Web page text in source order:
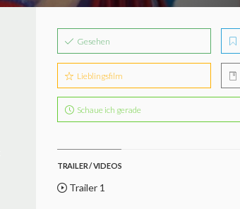
Gesehen
Lieblingsfilm
Schaue ich gerade
TRAILER / VIDEOS
Trailer 1